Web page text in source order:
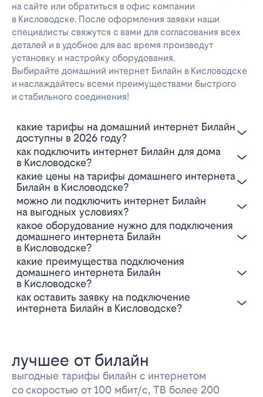
на сайте или обратиться в офис компании
в Кисловодске. После оформления заявки наши
специалисты свяжутся с вами для согласования всех
деталей и в удобное для вас время произведут
установку и настройку оборудования.
Выбирайте домашний интернет Билайн в Кисловодске
и наслаждайтесь всеми преимуществами быстрого
и стабильного соединения!
Какие тарифы на домашний интернет Билайн
доступны в 2026 году?
Как подключить интернет Билайн для дома
в Кисловодске?
Какие цены на тарифы домашнего интернета
Билайн в Кисловодске?
Можно ли подключить интернет Билайн
на выгодных условиях?
Какое оборудование нужно для подключения
домашнего интернета Билайн
в Кисловодске?
Какие преимущества подключения
домашнего интернета Билайн
в Кисловодске?
Как оставить заявку на подключение
интернета Билайн в Кисловодске?
лучшее от билайн
выгодные тарифы билайн с интернетом
со скоростью от 100 мбит/с, ТВ более 200